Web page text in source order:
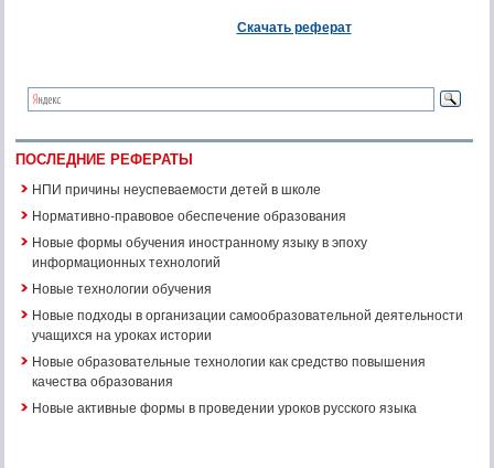
Скачать реферат
ПОСЛЕДНИЕ РЕФЕРАТЫ
НПИ причины неуспеваемости детей в школе
Нормативно-правовое обеспечение образования
Новые формы обучения иностранному языку в эпоху
информационных технологий
Новые технологии обучения
Новые подходы в организации самообразовательной деятельности
учащихся на уроках истории
Новые образовательные технологии как средство повышения
качества образования
Новые активные формы в проведении уроков русского языка